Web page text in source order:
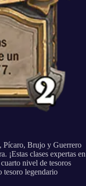
Pícaro, Brujo y Guerrero
¡Estas clases expertas en
nivel de tesoros
tesoro legendario